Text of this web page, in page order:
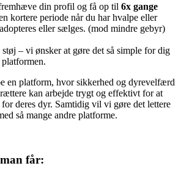
din profil og få op til 6x gange
kortere periode når du har hvalpe eller
eller sælges. (mod mindre gebyr)
støj – vi ønsker at gøre det så simple for dig
en platform, hvor sikkerhed og dyrevelfærd
kan arbejde trygt og effektivt for at
deres dyr. Samtidig vil vi gøre det lettere
så mange andre platforme.
får: